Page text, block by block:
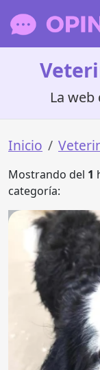
La
Inicio
Mostrando del 1
categoría: